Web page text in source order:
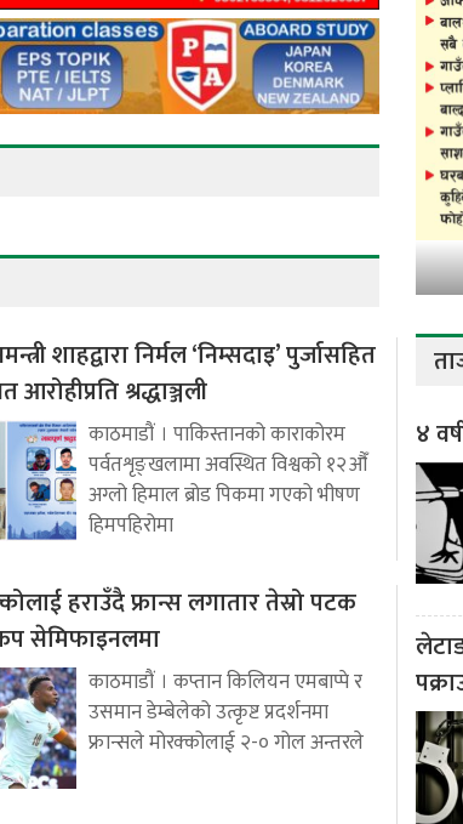
शाहद्वारा निर्मल ‘निम्सदाइ’ पुर्जासहित
आरोहीप्रति श्रद्धाञ्जली
काठमाडौं । पाकिस्तानको काराकोरम
पर्वतशृङ्खलामा अवस्थित विश्वको १२औँ
अग्लो हिमाल ब्रोड पिकमा गएको भीषण
हिमपहिरोमा
हराउँदै फ्रान्स लगातार तेस्रो पटक
सेमिफाइनलमा
काठमाडौं । कप्तान किलियन एमबाप्पे र
उसमान डेम्बेलेको उत्कृष्ट प्रदर्शनमा
फ्रान्सले मोरक्कोलाई २-० गोल अन्तरले
४